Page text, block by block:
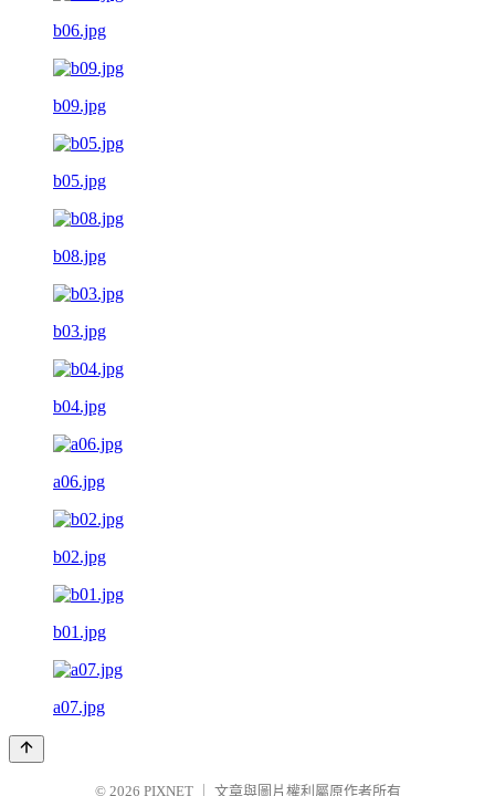
b06.jpg
b09.jpg
b05.jpg
b08.jpg
b03.jpg
b04.jpg
a06.jpg
b02.jpg
b01.jpg
a07.jpg
© 2026 PIXNET 文章與圖片權利屬原作者所有